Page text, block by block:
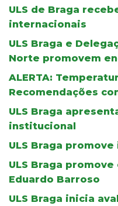
ULS de Braga
internacionais
ULS Braga e
Norte promovem
ALERTA:
Recomendações
ULS Braga
institucional
ULS Braga
ULS Braga
Eduardo Barroso
ULS Braga inicia